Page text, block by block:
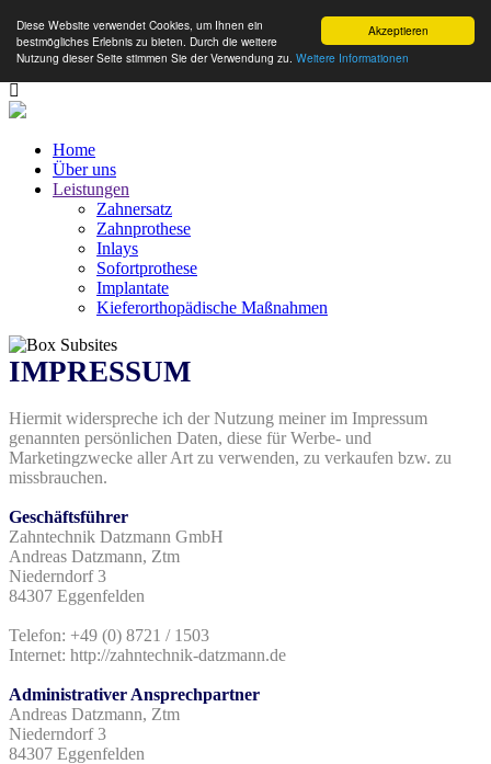
Akzeptieren
Diese Website verwendet Cookies, um Ihnen ein
bestmögliches Erlebnis zu bieten. Durch die weitere
Nutzung dieser Seite stimmen Sie der Verwendung zu. Weitere Informationen
Home
Über uns
Leistungen
Zahnersatz
Zahnprothese
Inlays
Sofortprothese
Implantate
Kieferorthopädische Maßnahmen
IMPRESSUM
Hiermit widerspreche ich der Nutzung meiner im Impressum
genannten persönlichen Daten, diese für Werbe- und
Marketingzwecke aller Art zu verwenden, zu verkaufen bzw. zu
missbrauchen.
Geschäftsführer
Zahntechnik Datzmann GmbH
Andreas Datzmann, Ztm
Niederndorf 3
84307 Eggenfelden
Telefon: +49 (0) 8721 / 1503
Internet: http://zahntechnik-datzmann.de
Administrativer Ansprechpartner
Andreas Datzmann, Ztm
Niederndorf 3
84307 Eggenfelden